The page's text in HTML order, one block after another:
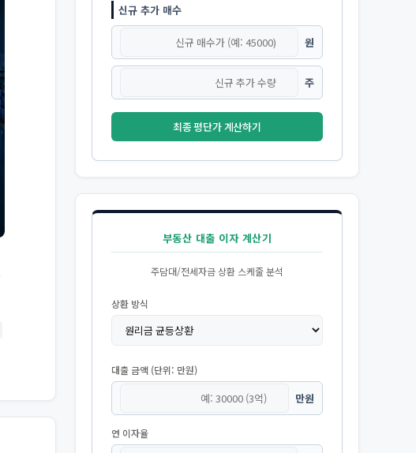
신규 추가 매수
원
주
최종 평단가 계산하기
부동산 대출 이자 계산기
주담대/전세자금 상환 스케줄 분석
상환 방식
대출 금액 (단위: 만원)
만원
연 이자율